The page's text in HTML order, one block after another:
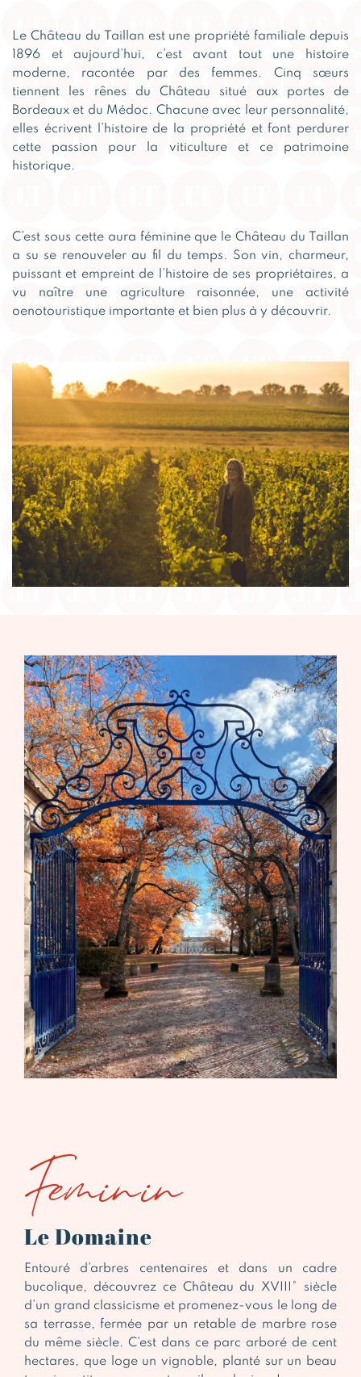
Le Château du Taillan est une propriété familiale depuis
1896 et aujourd’hui, c’est avant tout une histoire
moderne, racontée par des femmes. Cinq sœurs
tiennent les rênes du Château situé aux portes de
Bordeaux et du Médoc. Chacune avec leur personnalité,
elles écrivent l’histoire de la propriété et font perdurer
cette passion pour la viticulture et ce patrimoine
historique.
C’est sous cette aura féminine que le Château du Taillan
a su se renouveler au fil du temps. Son vin, charmeur,
puissant et empreint de l’histoire de ses propriétaires, a
vu naître une agriculture raisonnée, une activité
oenotouristique importante et bien plus à y découvrir.
Feminin
Le Domaine
Entouré d’arbres centenaires et dans un cadre
bucolique, découvrez ce Château du XVIII° siècle
d’un grand classicisme et promenez-vous le long de
sa terrasse, fermée par un retable de marbre rose
du même siècle. C’est dans ce parc arboré de cent
hectares, que loge un vignoble, planté sur un beau